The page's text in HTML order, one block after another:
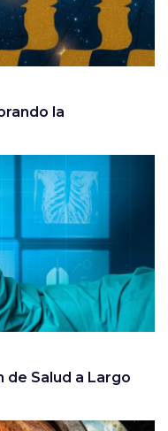
la
de Salud a Largo